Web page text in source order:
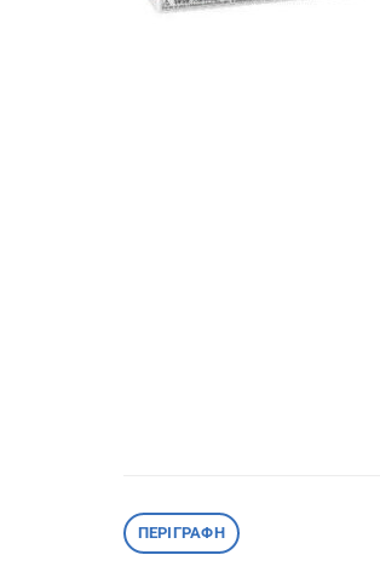
ΠΕΡΙΓΡΑΦΉ